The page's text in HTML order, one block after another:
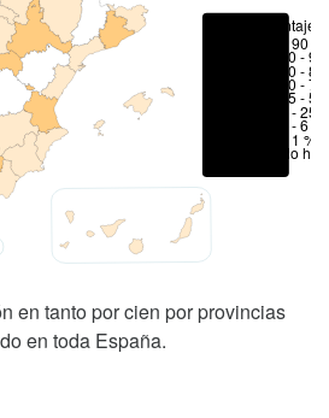
Porcentajes
> 90 %
80 -
70 -
50 -
25 -
6 - 25
1 - 6 %
< 1 %
No hay
en tanto por cien por provincias
en toda España.